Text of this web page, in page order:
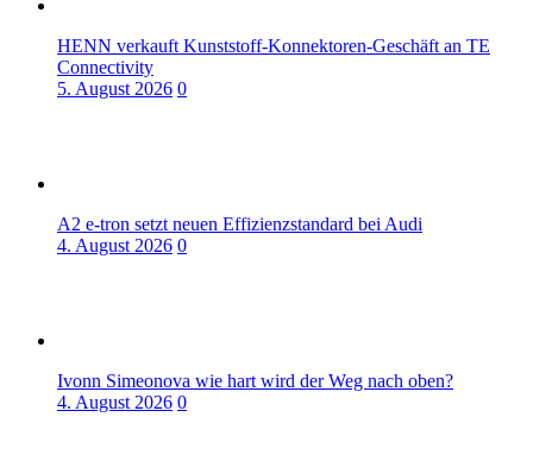
HENN verkauft Kunststoff-Konnektoren-Geschäft an TE
Connectivity
5. August 2026 0
A2 e-tron setzt neuen Effizienzstandard bei Audi
4. August 2026 0
Ivonn Simeonova wie hart wird der Weg nach oben?
4. August 2026 0